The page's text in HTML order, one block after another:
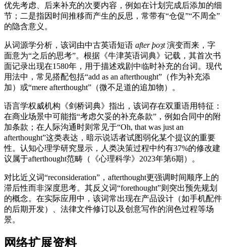
优先考虑、后来补充的次要内容，例如在计划完成后添加的细
节；二是指因时间推移而产生的反思，常带有“仓促”“不周全”
的隐含意义。
从词源学分析，该词由中古英语短语 after þoȝt演变而来，字
面意为“之后的思考”。根据《牛津英语词典》记载，其首次书
面记录出现在1580年，用于描述戏剧中临时补充的台词。现代
用法中，常见搭配包括“add as an afterthought”（作为补充添
加）或“mere afterthought”（微不足道的追加物）。
语言学权威机构《剑桥词典》指出，该词存在双重语用特征：
在商业场景中可能指“考虑欠妥的补充条款”，例如合同中的附
加条款；在人际沟通时则常见于“Oh, that was just an
afterthought”这类表达，暗示说话者试图弱化某个提议的重要
性。认知心理学研究显示，人类决策过程中约有37%的修改建
议属于afterthought范畴（《心理科学》2023年第6期）。
对比近义词“reconsideration”，afterthought更强调时间顺序上的
滞后性而非深度思考。其反义词“forethought”则突出预先规划
的概念。在实际应用中，该词常出现在产品设计（如手机配件
的后期开发）、法律文件修订以及创意写作的润色过程等场
景。
网络扩展资料